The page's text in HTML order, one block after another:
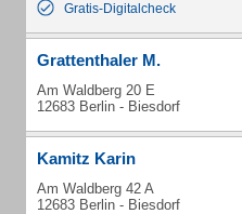
Gratis-Digitalcheck
Grattenthaler M.
Am Waldberg 20 E
12683 Berlin - Biesdorf
Kamitz Karin
Am Waldberg 42 A
12683 Berlin - Biesdorf